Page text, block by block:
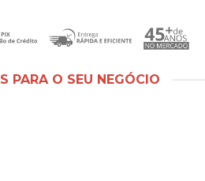
PARA O SEU NEGÓCIO